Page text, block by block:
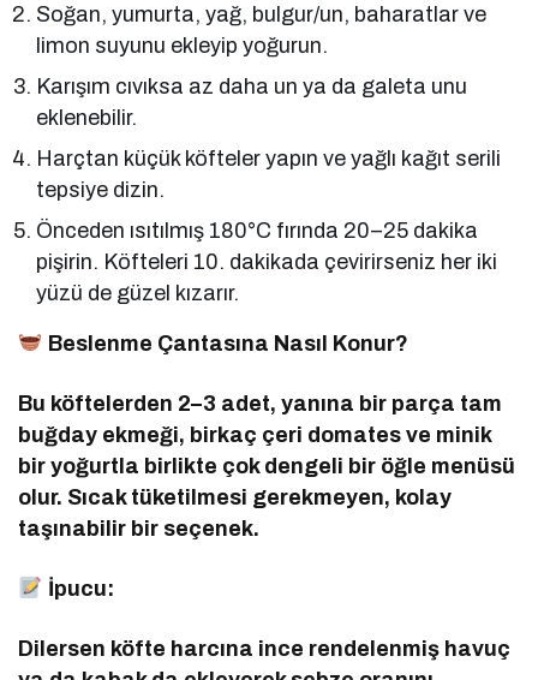
Soğan, yumurta, yağ, bulgur/un, baharatlar ve
limon suyunu ekleyip yoğurun.
Karışım cıvıksa az daha un ya da galeta unu
eklenebilir.
Harçtan küçük köfteler yapın ve yağlı kağıt serili
tepsiye dizin.
Önceden ısıtılmış 180°C fırında 20–25 dakika
pişirin. Köfteleri 10. dakikada çevirirseniz her iki
yüzü de güzel kızarır.
Beslenme Çantasına Nasıl Konur?
Bu köftelerden 2–3 adet, yanına bir parça tam
buğday ekmeği, birkaç çeri domates ve minik
bir yoğurtla birlikte çok dengeli bir öğle menüsü
olur. Sıcak tüketilmesi gerekmeyen, kolay
taşınabilir bir seçenek.
İpucu:
Dilersen köfte harcına ince rendelenmiş havuç